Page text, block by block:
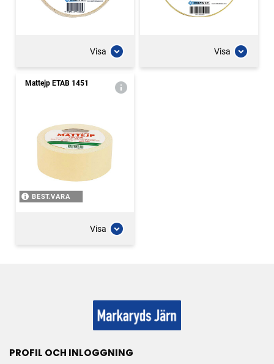
Visa Visa
Mattejp ETAB 1451
BEST.VARA
Visa
PROFIL OCH INLOGGNING